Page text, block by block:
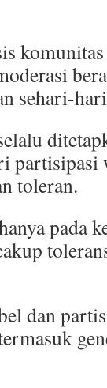
sehari-
partisipasi
toleran.
pada
dan